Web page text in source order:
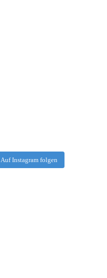
Auf Instagram folgen